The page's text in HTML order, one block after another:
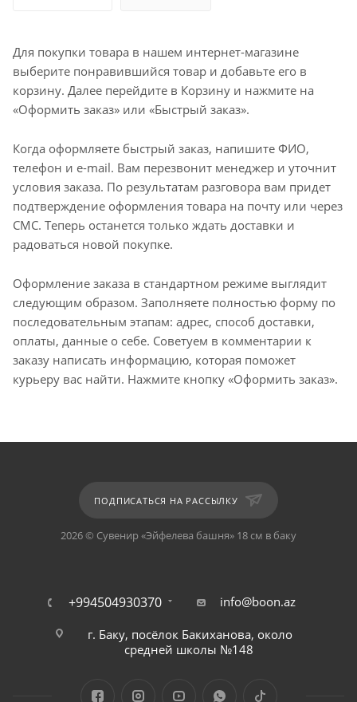
Для покупки товара в нашем интернет-магазине
выберите понравившийся товар и добавьте его в
корзину. Далее перейдите в Корзину и нажмите на
«Оформить заказ» или «Быстрый заказ».
Когда оформляете быстрый заказ, напишите ФИО,
телефон и e-mail. Вам перезвонит менеджер и уточнит
условия заказа. По результатам разговора вам придет
подтверждение оформления товара на почту или через
СМС. Теперь останется только ждать доставки и
радоваться новой покупке.
Оформление заказа в стандартном режиме выглядит
следующим образом. Заполняете полностью форму по
последовательным этапам: адрес, способ доставки,
оплаты, данные о себе. Советуем в комментарии к
заказу написать информацию, которая поможет
курьеру вас найти. Нажмите кнопку «Оформить заказ».
ПОДПИСАТЬСЯ НА РАССЫЛКУ
2026 © Сувенир «Эйфелева башня» 18 см в баку
+994504930370 info@boon.az
г. Баку, посёлок Бакиханова, около
средней школы №148